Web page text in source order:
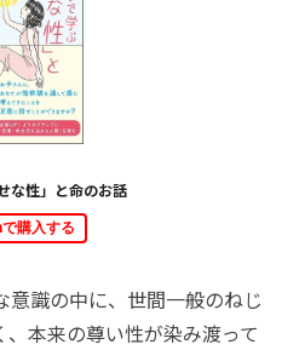
な性」と命のお話
購入する
識の中に、世間一般のねじ
本来の尊い性が染み渡って